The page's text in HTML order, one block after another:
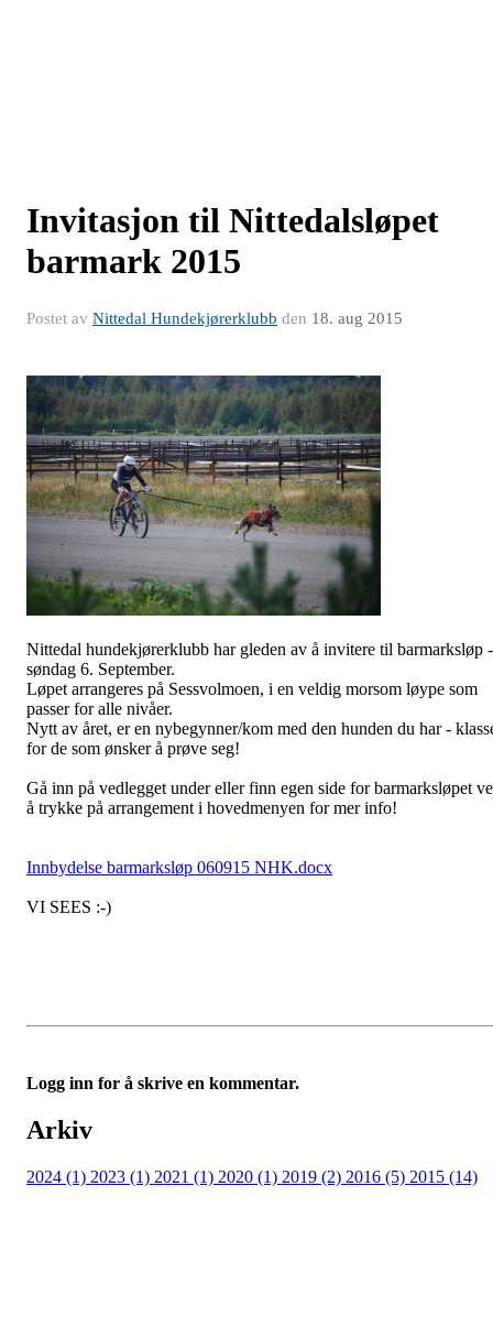
Invitasjon til Nittedalsløpet
barmark 2015
Postet av Nittedal Hundekjørerklubb den 18. aug 2015
Nittedal hundekjørerklubb har gleden av å invitere til barmarksløp -
søndag 6. September.
Løpet arrangeres på Sessvolmoen, i en veldig morsom løype som
passer for alle nivåer.
Nytt av året, er en nybegynner/kom med den hunden du har -
for de som ønsker å prøve seg!
Gå inn på vedlegget under eller finn egen side for barmarksløpet
å trykke på arrangement i hovedmenyen for mer info!
Innbydelse barmarksløp 060915 NHK.docx
VI SEES :-)
Logg inn for å skrive en kommentar.
Arkiv
2024 (1) 2023 (1) 2021 (1) 2020 (1) 2019 (2) 2016 (5) 2015 (14)